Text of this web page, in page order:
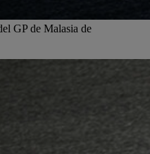
GP de Malasia de